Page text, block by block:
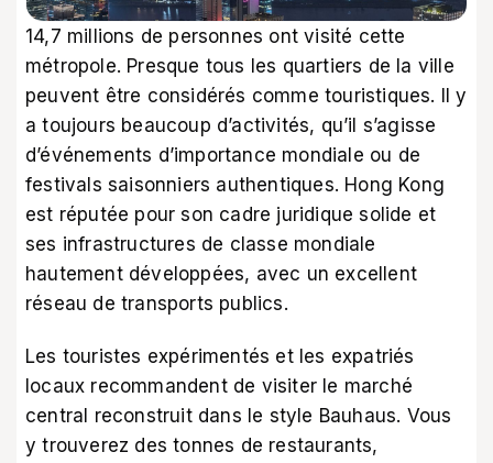
14,7 millions de personnes ont visité cette
métropole. Presque tous les quartiers de la ville
peuvent être considérés comme touristiques. Il y
a toujours beaucoup d’activités, qu’il s’agisse
d’événements d’importance mondiale ou de
festivals saisonniers authentiques. Hong Kong
est réputée pour son cadre juridique solide et
ses infrastructures de classe mondiale
hautement développées, avec un excellent
réseau de transports publics.
Les touristes expérimentés et les expatriés
locaux recommandent de visiter le marché
central reconstruit dans le style Bauhaus. Vous
y trouverez des tonnes de restaurants,